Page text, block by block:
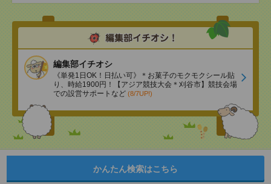
編集部イチオシ
《単発1日OK！日払い可》＊お菓子のモクモクシール貼
り、時給1900円！【アジア競技大会＊刈谷市】競技会場
での設営サポートなど (8/7UP!)
かんたん検索はこちら